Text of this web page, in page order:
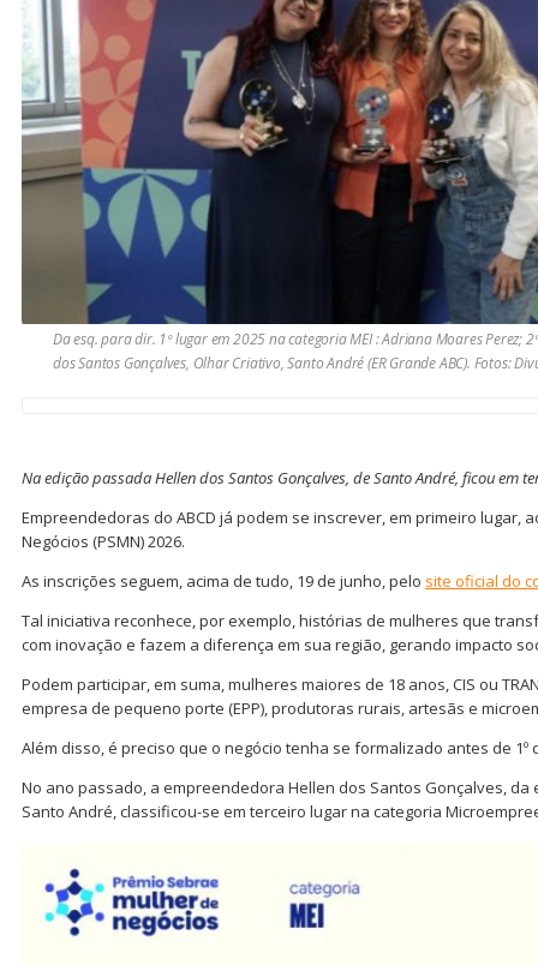
Da esq. para dir. 1º lugar em 2025 na categoria MEI : Adriana Moares Perez;
dos Santos Gonçalves, Olhar Criativo, Santo André (ER Grande ABC). Fotos:
Na edição passada Hellen dos Santos Gonçalves, de Santo André, ficou em
Empreendedoras do ABCD já podem se inscrever, em primeiro lugar,
Negócios (PSMN) 2026.
As inscrições seguem, acima de tudo, 19 de junho, pelo site oficial do
Tal iniciativa reconhece, por exemplo, histórias de mulheres que
com inovação e fazem a diferença em sua região, gerando impacto
Podem participar, em suma, mulheres maiores de 18 anos, CIS ou
empresa de pequeno porte (EPP), produtoras rurais, artesãs e
Além disso, é preciso que o negócio tenha se formalizado antes de 1º
No ano passado, a empreendedora Hellen dos Santos Gonçalves, da
Santo André, classificou-se em terceiro lugar na categoria